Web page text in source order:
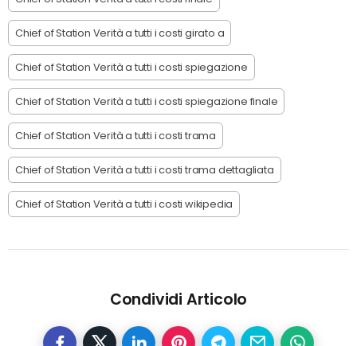
Chief of Station Verità a tutti i costi girato a
Chief of Station Verità a tutti i costi spiegazione
Chief of Station Verità a tutti i costi spiegazione finale
Chief of Station Verità a tutti i costi trama
Chief of Station Verità a tutti i costi trama dettagliata
Chief of Station Verità a tutti i costi wikipedia
Condividi Articolo